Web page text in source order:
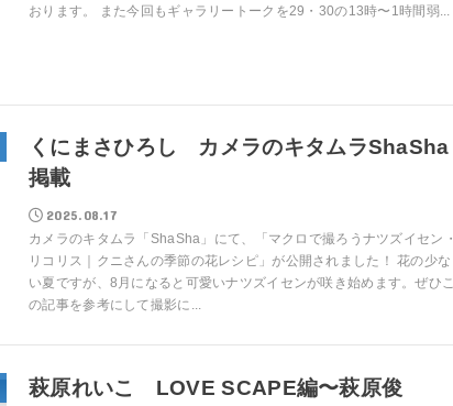
おります。 また今回もギャラリートークを29・30の13時〜1時間弱...
くにまさひろし カメラのキタムラShaSha
掲載
2025.08.17
カメラのキタムラ「ShaSha」にて、「マクロで撮ろうナツズイセン・
リコリス｜クニさんの季節の花レシピ」が公開されました！ 花の少な
い夏ですが、8月になると可愛いナツズイセンが咲き始めます。ぜひこ
の記事を参考にして撮影に...
萩原れいこ LOVE SCAPE編〜萩原俊